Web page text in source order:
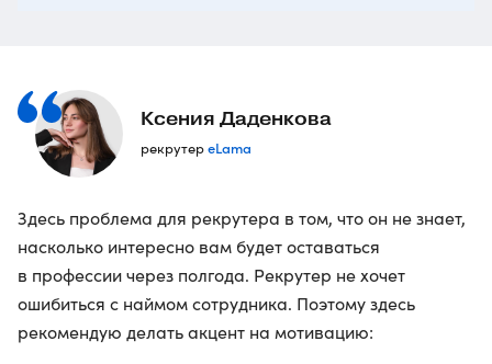
Ксения Даденкова
рекрутерeLama
Здесь проблема для рекрутера в том, что он не знает,
насколько интересно вам будет оставаться
в профессии через полгода. Рекрутер не хочет
ошибиться с наймом сотрудника. Поэтому здесь
рекомендую делать акцент на мотивацию: